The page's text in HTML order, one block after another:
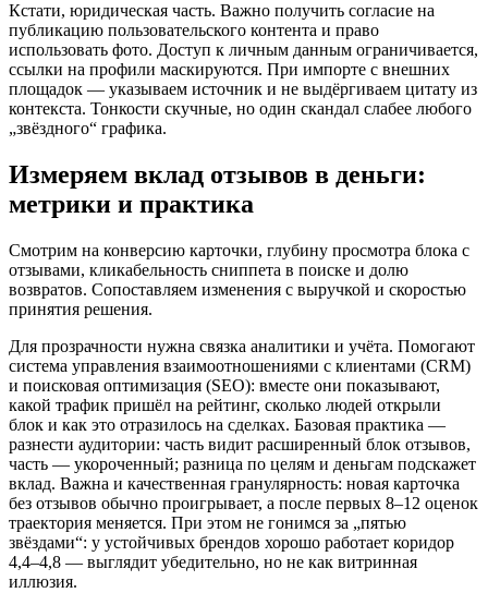
Кстати, юридическая часть. Важно получить согласие на
публикацию пользовательского контента и право
использовать фото. Доступ к личным данным ограничивается,
ссылки на профили маскируются. При импорте с внешних
площадок — указываем источник и не выдёргиваем цитату из
контекста. Тонкости скучные, но один скандал слабее любого
„звёздного“ графика.
Измеряем вклад отзывов в деньги:
метрики и практика
Смотрим на конверсию карточки, глубину просмотра блока с
отзывами, кликабельность сниппета в поиске и долю
возвратов. Сопоставляем изменения с выручкой и скоростью
принятия решения.
Для прозрачности нужна связка аналитики и учёта. Помогают
система управления взаимоотношениями с клиентами (CRM)
и поисковая оптимизация (SEO): вместе они показывают,
какой трафик пришёл на рейтинг, сколько людей открыли
блок и как это отразилось на сделках. Базовая практика —
разнести аудитории: часть видит расширенный блок отзывов,
часть — укороченный; разница по целям и деньгам подскажет
вклад. Важна и качественная гранулярность: новая карточка
без отзывов обычно проигрывает, а после первых 8–12 оценок
траектория меняется. При этом не гонимся за „пятью
звёздами“: у устойчивых брендов хорошо работает коридор
4,4–4,8 — выглядит убедительно, но не как витринная
иллюзия.